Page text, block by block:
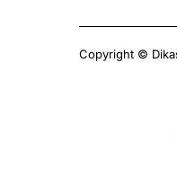
Copyright ©